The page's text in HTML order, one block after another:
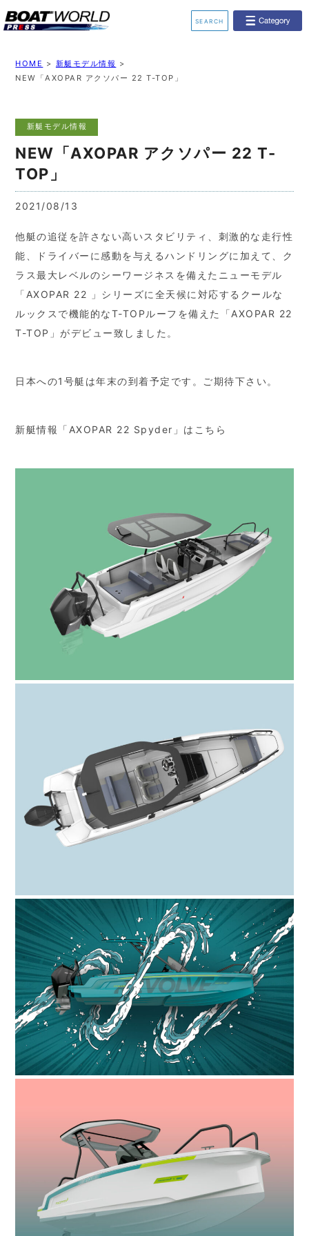
SEARCH
業界ニュース
ジェットスキー
HOME > 新艇モデル情報 >
NEW「AXOPAR アクソパー 22 T-TOP」
新艇モデル情報
NEW「AXOPAR アクソパー 22 T-
TOP」
2021/08/13
他艇の追従を許さない高いスタビリティ、刺激的な走行性
能、ドライバーに感動を与えるハンドリングに加えて、ク
ラス最大レベルのシーワージネスを備えたニューモデル
「AXOPAR 22 」シリーズに全天候に対応するクールな
ルックスで機能的なT-TOPルーフを備えた「AXOPAR 22
T-TOP」がデビュー致しました。
日本への1号艇は年末の到着予定です。ご期待下さい。
新艇情報「AXOPAR 22 Spyder」はこちら